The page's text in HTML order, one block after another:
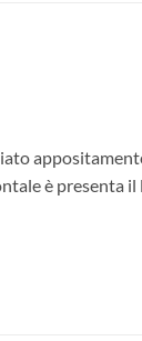
è presenta